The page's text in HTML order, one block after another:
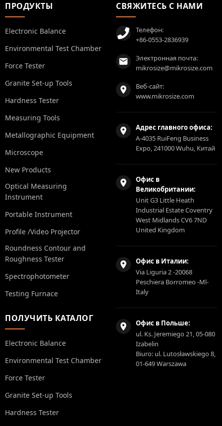
ПРОДУКТЫ
Electronic Balance
Environmental Test Chamber
Force Tester
Granite Set-up Tools
Hardness Tester
Measuring Tools
Metallographic Equipment
Microscope
New Products
Optical Measuring
Instrument
Portable Instrument
Profile /Video Projector
Roundness Contour and
Roughness Tester
Spectrophotometer
Testing Furnace
ПОЛУЧИТЬ КАТАЛОГ
Electronic Balance
Environmental Test Chamber
Force Tester
Granite Set-up Tools
Hardness Tester
СВЯЖИТЕСЬ С НАМИ
Телефон:
+86-0553-2836939
Электронная почта:
mikrosize@mikrosize.com
Веб-сайт:
www.mikrosize.com
Адрес главного офиса:
A-4035 RuiFeng Business
Expo, 241000 Wuhu, Китай
Офис в
Великобритании:
Unit G3 Little Heath
Industrial Estate Coventry
West Midlands CV6 7ND
United Kingdom
Офис в Италии:
Via Liguria 2 -20068
Peschiera Borromeo -Ml-
Italy
Офис в Польше:
ul. Ks. Jeremiego 21, 05-080
Izabelin
Biuro: ul. Lutosławskiego 8,
01-649 Warszawa